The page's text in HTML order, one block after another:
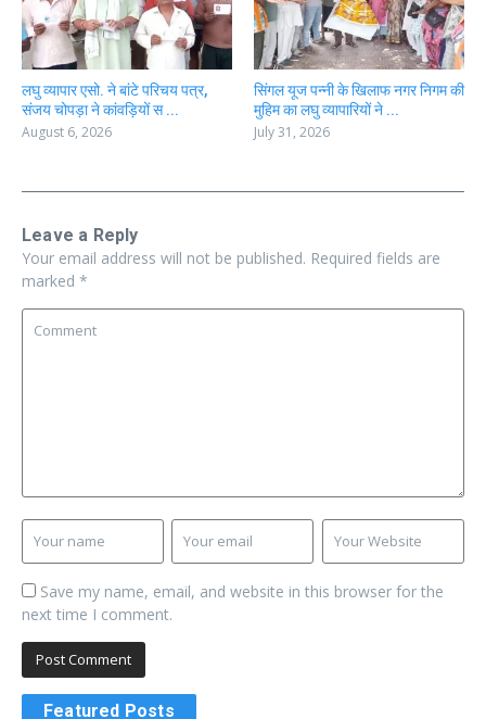
लघु व्यापार एसो. ने बांटे परिचय पत्र,
संजय चोपड़ा ने कांवड़ियों स ...
August 6, 2026
सिंगल यूज पन्नी के खिलाफ नगर निगम की
मुहिम का लघु व्यापारियों ने ...
July 31, 2026
Leave a Reply
Your email address will not be published. Required fields are
marked *
Save my name, email, and website in this browser for the
next time I comment.
Featured Posts